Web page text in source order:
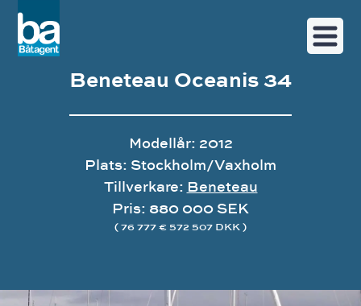
Beneteau Oceanis 34
Modellår: 2012
Plats: Stockholm/Vaxholm
Tillverkare: Beneteau
Pris: 880 000 SEK
( 76 777 € 572 507 DKK )